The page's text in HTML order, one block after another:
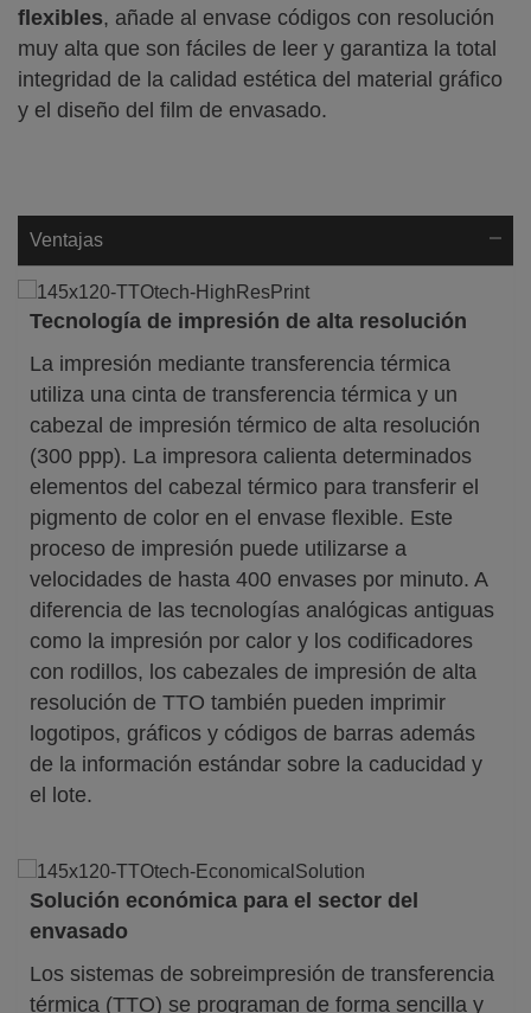
flexibles, añade al envase códigos con resolución
muy alta que son fáciles de leer y garantiza la total
integridad de la calidad estética del material gráfico
y el diseño del film de envasado.
Ventajas
Tecnología de impresión de alta resolución
La impresión mediante transferencia térmica
utiliza una cinta de transferencia térmica y un
cabezal de impresión térmico de alta resolución
(300 ppp). La impresora calienta determinados
elementos del cabezal térmico para transferir el
pigmento de color en el envase flexible. Este
proceso de impresión puede utilizarse a
velocidades de hasta 400 envases por minuto. A
diferencia de las tecnologías analógicas antiguas
como la impresión por calor y los codificadores
con rodillos, los cabezales de impresión de alta
resolución de TTO también pueden imprimir
logotipos, gráficos y códigos de barras además
de la información estándar sobre la caducidad y
el lote.
Solución económica para el sector del
envasado
Los sistemas de sobreimpresión de transferencia
térmica (TTO) se programan de forma sencilla y